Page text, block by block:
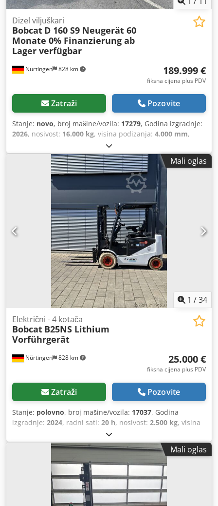
Nürtingen 828 km
Dizel viljuškari
Bobcat D 160 S9 Neugerät 60
Monate 0% Finanzierung ab
Lager verfügbar
189.999 €
fiksna cijena plus PDV
Zatraži Pozovite
Stanje: novo, broj mašine/vozila: 17279, Godina izgradnje:
2026, nosivost: 16.000 kg, visina podizanja: 4.000 mm,
1.480 mm
vrsta goriva:dizel, vrsta jarbola:triplex, građevinska visina:
, duljina vilica:2.400 mm, dimenzija prednje
12.00-20 100%, dimenzija stražnje gume:
, ukupna masa: , Oprema: kabina
Mali oglas
1 /34
Nürtingen 828 km
Električni - 4 kotača
Bobcat B25NS Lithium
Vorführgerät
25.000 €
fiksna cijena plus PDV
Zatraži Pozovite
Stanje: polovno, broj mašine/vozila: 17037, Godina
izgradnje: 2024, radni sati: 20 h, nosivost: 2.500 kg, visina
, slobodno podizanje:
središte tereta:500 mm, vrsta goriva:električni, vrsta
, građevinska visina:2.180 mm, napon
48 V, duljina vilica:1.200 mm, dimenzija prednje
23X9-10, dimenzija stražnje gume:18X7-8
3.552 kg
Mali oglas